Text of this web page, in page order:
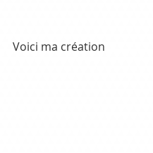
Voici ma création